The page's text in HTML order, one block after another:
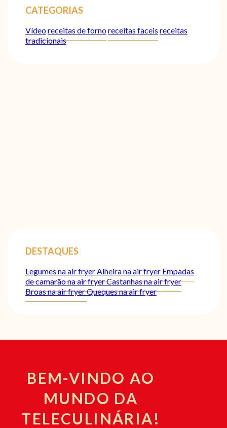
CATEGORIAS
Vídeoreceitas de fornoreceitas faceis receitas
tradicionais
DESTAQUES
Legumes na air fryerAlheira na air fryer Empadas
de camarão na air fryerCastanhas na air fryer
Broas na air fryerQueques na air fryer
BEM-VINDO AO
MUNDO DA
TELECULINÁRIA!